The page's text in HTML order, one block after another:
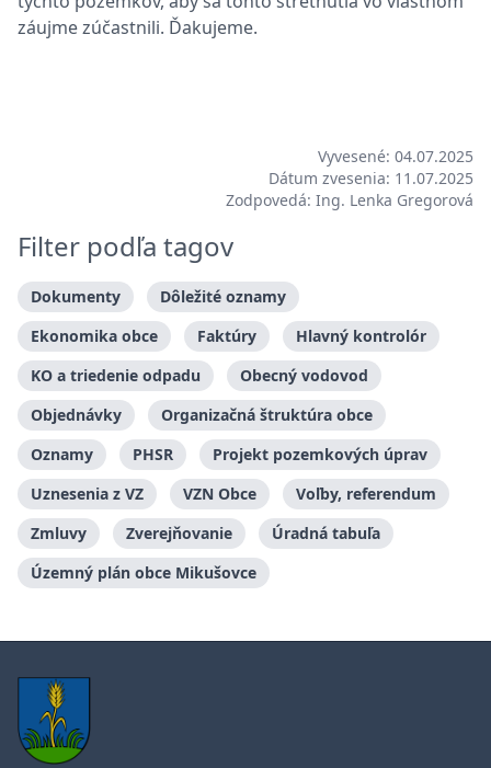
záujme zúčastnili. Ďakujeme.
Vyvesené: 04.07.2025
Dátum zvesenia: 11.07.2025
Zodpovedá: Ing. Lenka Gregorová
Filter podľa tagov
Dokumenty
Dôležité oznamy
Ekonomika obce
Faktúry
Hlavný kontrolór
KO a triedenie odpadu
Obecný vodovod
Objednávky
Organizačná štruktúra obce
Oznamy
PHSR
Projekt pozemkových úprav
Uznesenia z VZ
VZN Obce
Voľby, referendum
Zmluvy
Zverejňovanie
Úradná tabuľa
Územný plán obce Mikušovce